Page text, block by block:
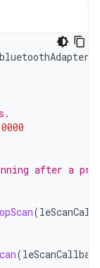
bluetoothAdapter
after a
(
(